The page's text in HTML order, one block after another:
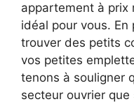
appartement à prix
idéal pour vous. En
trouver des petits
vos petites
tenons à souligner
secteur ouvrier